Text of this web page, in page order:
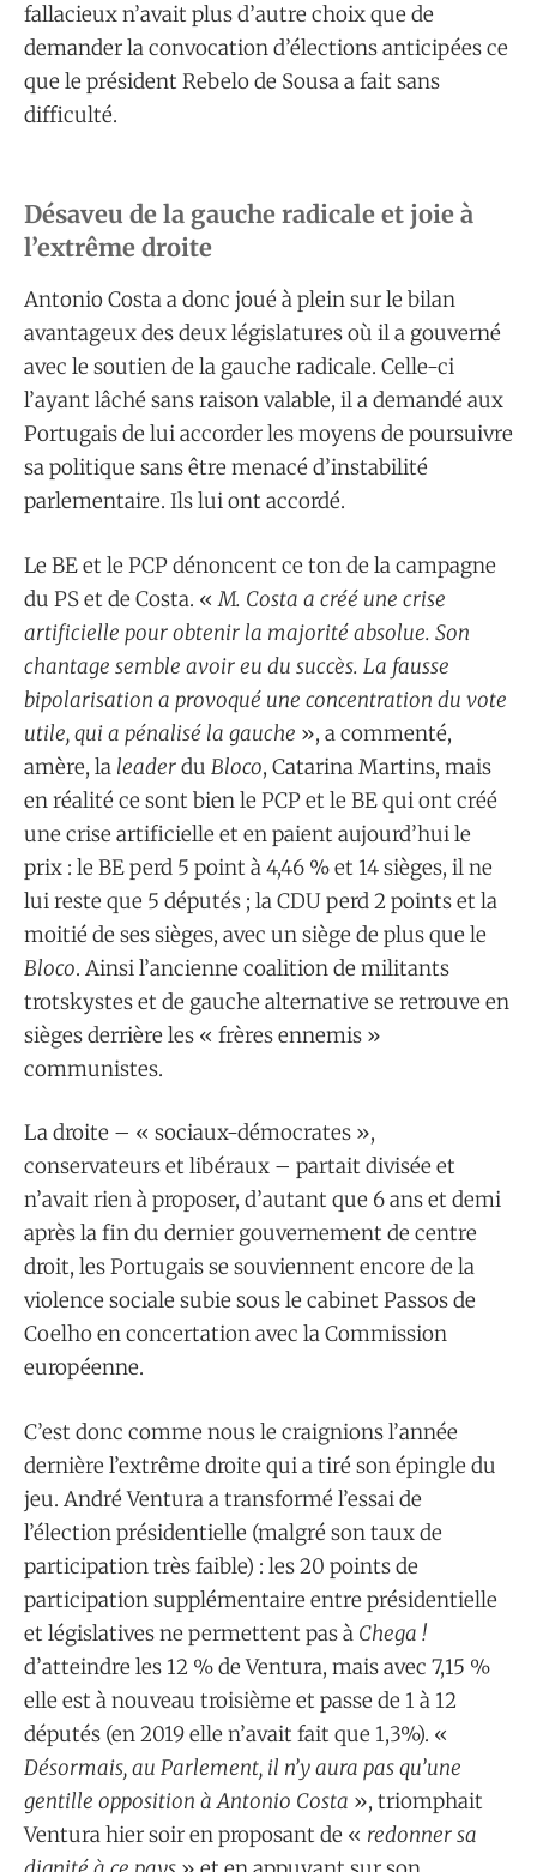
fallacieux n’avait plus d’autre choix que de
demander la convocation d’élections anticipées ce
que le président Rebelo de Sousa a fait sans
difficulté.
Désaveu de la gauche radicale et joie à
l’extrême droite
Antonio Costa a donc joué à plein sur le bilan
avantageux des deux législatures où il a gouverné
avec le soutien de la gauche radicale. Celle-ci
l’ayant lâché sans raison valable, il a demandé aux
Portugais de lui accorder les moyens de poursuivre
sa politique sans être menacé d’instabilité
parlementaire. Ils lui ont accordé.
Le BE et le PCP dénoncent ce ton de la campagne
du PS et de Costa. «M. Costa a créé une crise
artificielle pour obtenir la majorité absolue. Son
chantage semble avoir eu du succès. La fausse
bipolarisation a provoqué une concentration du vote
utile, qui a pénalisé la gauche », a commenté,
amère, la leaderdu Bloco, Catarina Martins, mais
en réalité ce sont bien le PCP et le BE qui ont créé
une crise artificielle et en paient aujourd’hui le
prix : le BE perd 5 point à 4,46 % et 14 sièges, il ne
lui reste que 5 députés ; la CDU perd 2 points et la
moitié de ses sièges, avec un siège de plus que le
Bloco. Ainsi l’ancienne coalition de militants
trotskystes et de gauche alternative se retrouve en
sièges derrière les « frères ennemis »
communistes.
La droite – « sociaux-démocrates »,
conservateurs et libéraux – partait divisée et
n’avait rien à proposer, d’autant que 6 ans et demi
après la fin du dernier gouvernement de centre
droit, les Portugais se souviennent encore de la
violence sociale subie sous le cabinet Passos de
Coelho en concertation avec la Commission
européenne.
C’est donc comme nous le craignions l’année
dernière l’extrême droite qui a tiré son épingle du
jeu. André Ventura a transformé l’essai de
l’élection présidentielle (malgré son taux de
participation très faible) : les 20 points de
participation supplémentaire entre présidentielle
et législatives ne permettent pas à Chega !
d’atteindre les 12 % de Ventura, mais avec 7,15 %
elle est à nouveau troisième et passe de 1 à 12
députés (en 2019 elle n’avait fait que 1,3%). «
Désormais, au Parlement, il n’y aura pas qu’une
gentille opposition à Antonio Costa », triomphait
Ventura hier soir en proposant de « redonner sa